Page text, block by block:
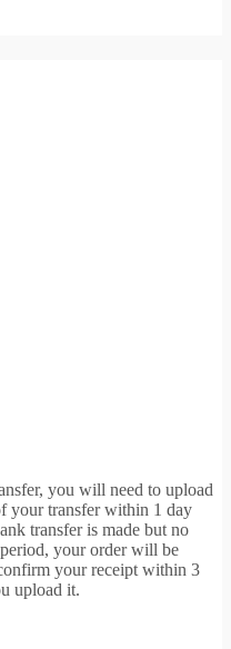
you will need to upload
your transfer within 1 day
transfer is made but no
your order will be
your receipt within 3
upload it.